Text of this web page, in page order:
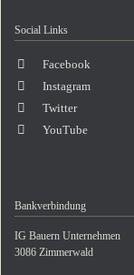
Social Links
Facebook
Instagram
Twitter
YouTube
Bankverbindung
IG Bauern Unternehmen
3086 Zimmerwald